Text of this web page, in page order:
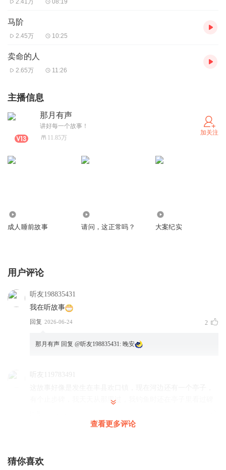
2.41万 08:19
马阶
2.45万 10:25
卖命的人
2.65万 11:26
主播信息
那月有声
讲好每一个故事！
11.85万
加关注
成人睡前故事 请问，这正常吗？ 大案纪实
用户评论
听友198835431
我在听故事
回复 2026-06-24 2
那月有声 回复 @听友198835431 : 晚安
听友119783491
有个止步碑，我天天从那里过，我钓鱼时还在亭子里看过碑
回复
查看更多评论
猜你喜欢